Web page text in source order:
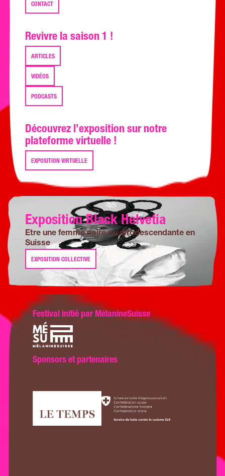
CONTACT
Revivre la saison 1 !
ARTICLES
VIDÉOS
PODCASTS
Découvrez l’exposition sur notre
plateforme virtuelle !
EXPOSITION VIRTUELLE
Exposition Black Helvetia
Etre une femme noire ou afrodescendante en
Suisse
EXPOSITION COLLECTIVE
Festival initié par MélanineSuisse
Sponsors et partenaires